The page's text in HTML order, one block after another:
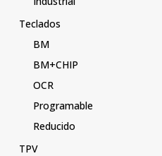
Teclados
BM
BM+CHIP
OCR
Programable
Reducido
TPV